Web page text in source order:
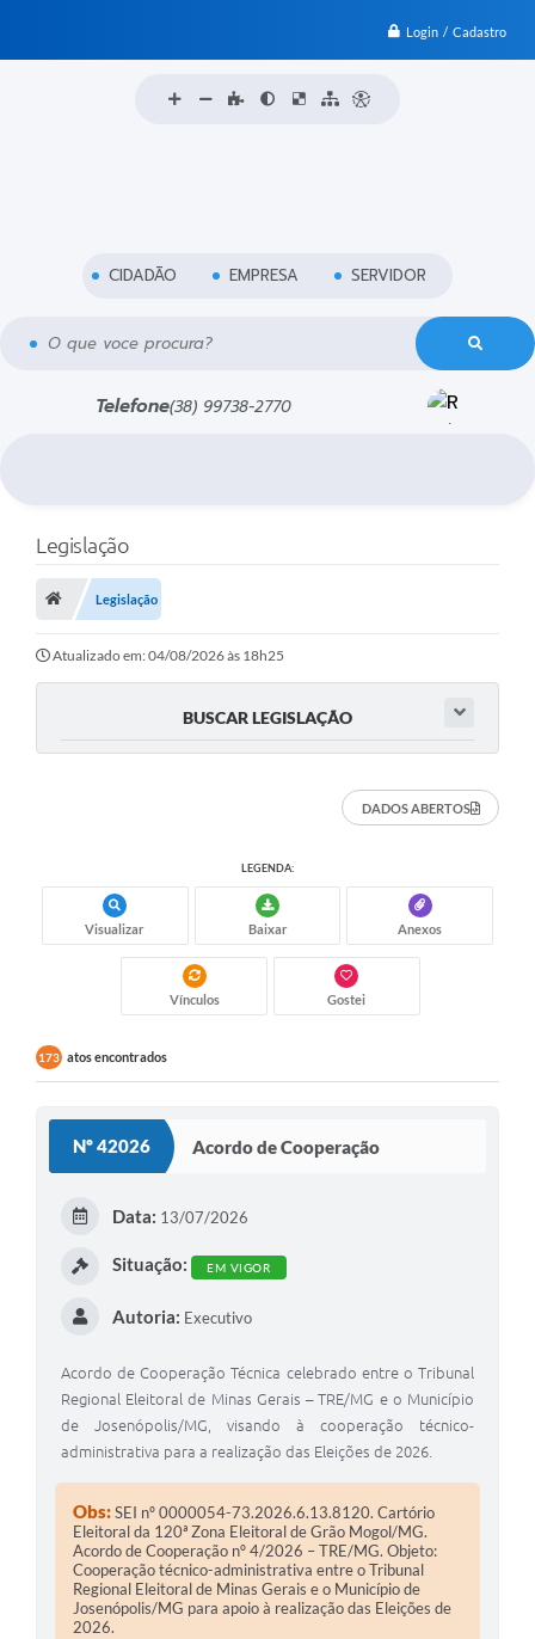
Login / Cadastro
O que voce procura?
CIDADÃO EMPRESA SERVIDOR
Telefone(38) 99738-2770
Legislação
Legislação
Atualizado em: 04/08/2026 às 18h25
BUSCAR LEGISLAÇÃO
DADOS ABERTOS
LEGENDA:
Visualizar Baixar Anexos
Vínculos Gostei
173 atos encontrados
Nº 42026 Acordo de Cooperação
Data: 13/07/2026
Situação: EM VIGOR
Autoria: Executivo
Acordo de Cooperação Técnica celebrado entre o Tribunal
Regional Eleitoral de Minas Gerais – TRE/MG e o Município
de Josenópolis/MG, visando à cooperação técnico-
administrativa para a realização das Eleições de 2026.
Obs:SEI nº 0000054-73.2026.6.13.8120. Cartório
Eleitoral da 120ª Zona Eleitoral de Grão Mogol/MG.
Acordo de Cooperação nº 4/2026 – TRE/MG. Objeto:
Cooperação técnico-administrativa entre o Tribunal
Regional Eleitoral de Minas Gerais e o Município de
Josenópolis/MG para apoio à realização das Eleições de
2026.